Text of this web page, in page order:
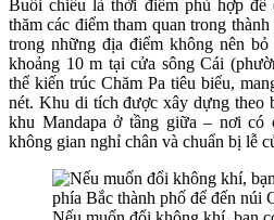
Buổi chiều là thời điểm phù hợp để
thăm các điểm tham quan trong
trong những địa điểm không nên
khoảng 10 m tại cửa sông Cái
thể kiến trúc Chăm Pa tiêu biểu,
nét. Khu di tích được xây dựng theo
khu Mandapa ở tầng giữa – nơi có
không gian nghỉ chân và chuẩn bị lễ